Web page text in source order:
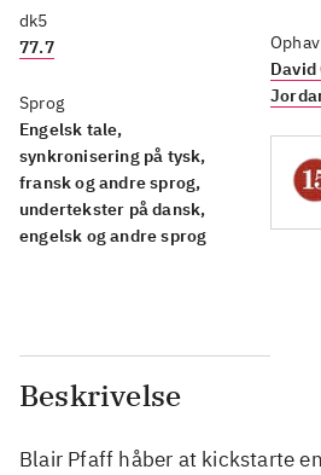
dk5
77.7
Sprog
Engelsk tale,
synkronisering på tysk,
fransk og andre sprog,
undertekster på dansk,
engelsk og andre sprog
Ophav
David
Beskrivelse
Blair Pfaff håber at kickstarte